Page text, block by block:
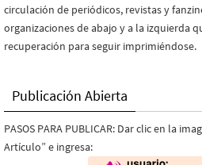
circulación de periódicos, revistas y
organizaciones de abajo y a la izquierda
recuperación para seguir imprimiéndose.
Publicación Abierta
PASOS PARA PUBLICAR: Dar clic en la
Artículo” e ingresa: